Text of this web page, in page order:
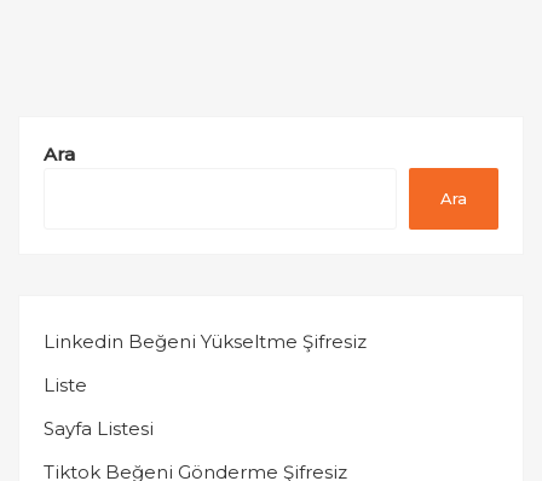
Ara
Ara
Linkedin Beğeni Yükseltme Şifresiz
Liste
Sayfa Listesi
Tiktok Beğeni Gönderme Şifresiz